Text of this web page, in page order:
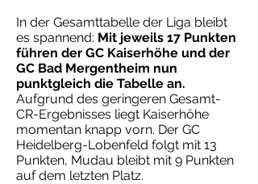
In der Gesamttabelle der Liga bleibt
es spannend: Mit jeweils 17 Punkten
führen der GC Kaiserhöhe und der
GC Bad Mergentheim nun
punktgleich die Tabelle an.
Aufgrund des geringeren Gesamt-
CR-Ergebnisses liegt Kaiserhöhe
momentan knapp vorn. Der GC
Heidelberg-Lobenfeld folgt mit 13
Punkten, Mudau bleibt mit 9 Punkten
auf dem letzten Platz.